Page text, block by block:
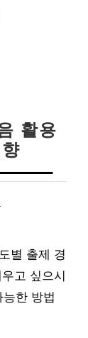
활용
별 출제 경
고 싶으시
한 방법